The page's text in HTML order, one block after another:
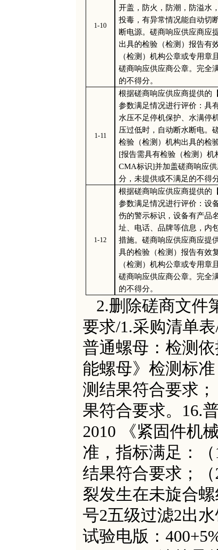
1-10
开盖，防火，防潮，防溢水
投毒，有异常情况能自动切
断电源。磋商响应供应商应
出具的检验（检测）报告有
（检测）机构公章或专用
磋商响应供应商公章。完全
的不得分。
1-11
根据磋商响应供应商提供的
参数满足情况进行评价：具
水压不足停机保护、水满停
压过低时，自动断水断电。
检验（检测）机构出具的检
[报告需具有检验（检测）
CMA标识]并加盖磋商响应
分，未提供或不满足的不得
1-12
根据磋商响应供应商提供的
参数满足情况进行评价：设
伤的警示标识，设备有产品
址、电话、品牌等信息，内
措施。磋商响应供应商应提
具的检验（检测）报告有效
（检测）机构公章或专用
磋商响应供应商公章。完全
的不得分。
2.删除磋商文件
要求/1.采购清单表
普通螺母：检测
能螺母》检测标
测结果符合要求
果符合要求。16.
2010 《紧固件机
准，指标满足：
结果符合要求；
裂发生在未旋合
号2五级过滤2出
试验电版：